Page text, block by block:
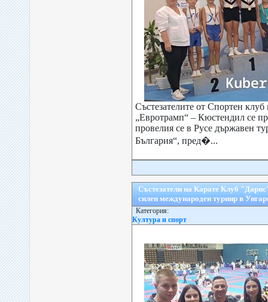
Състезателите от Спортен клуб
„Евротрамп“ – Кюстендил се
провелия се в Русе държавен
България“, пред�...
Състезатели на Карате Клуб
силен международен турнир в
Категория:
Култура и спорт